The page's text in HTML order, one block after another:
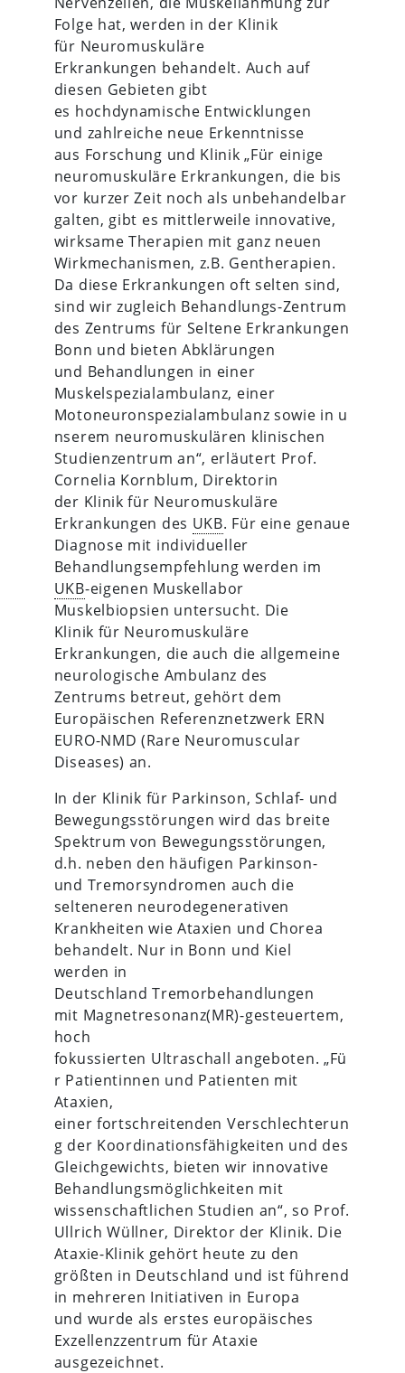
Folge hat, werden in der Klinik
für Neuromuskuläre
Erkrankungen behandelt. Auch auf
diesen Gebieten gibt
es hochdynamische Entwicklungen
und zahlreiche neue Erkenntnisse
aus Forschung und Klinik „Für einige
neuromuskuläre Erkrankungen, die bis
vor kurzer Zeit noch als unbehandelbar
galten, gibt es mittlerweile innovative,
wirksame Therapien mit ganz neuen
Wirkmechanismen, z.B. Gentherapien.
Da diese Erkrankungen oft selten sind,
sind wir zugleich Behandlungs-Zentrum
des Zentrums für Seltene Erkrankungen
Bonn und bieten Abklärungen
und Behandlungen in einer
Muskelspezialambulanz, einer
Motoneuronspezialambulanz sowie in u
nserem neuromuskulären klinischen
Studienzentrum an“, erläutert Prof.
Cornelia Kornblum, Direktorin
der Klinik für Neuromuskuläre
Erkrankungen des UKB. Für eine genaue
Diagnose mit individueller
Behandlungsempfehlung werden im
UKB-eigenen Muskellabor
Muskelbiopsien untersucht. Die
Klinik für Neuromuskuläre
Erkrankungen, die auch die allgemeine
neurologische Ambulanz des
Zentrums betreut, gehört dem
Europäischen Referenznetzwerk ERN
EURO-NMD (Rare Neuromuscular
Diseases) an.
In der Klinik für Parkinson, Schlaf- und
Bewegungsstörungen wird das breite
Spektrum von Bewegungsstörungen,
d.h. neben den häufigen Parkinson-
und Tremorsyndromen auch die
selteneren neurodegenerativen
Krankheiten wie Ataxien und Chorea
behandelt. Nur in Bonn und Kiel
werden in
Deutschland Tremorbehandlungen
mit Magnetresonanz(MR)-gesteuertem,
hoch
fokussierten Ultraschall angeboten. „Fü
r Patientinnen und Patienten mit
Ataxien,
einer fortschreitenden Verschlechterun
g der Koordinationsfähigkeiten und des
Gleichgewichts, bieten wir innovative
Behandlungsmöglichkeiten mit
wissenschaftlichen Studien an“, so Prof.
Ullrich Wüllner, Direktor der Klinik. Die
Ataxie-Klinik gehört heute zu den
größten in Deutschland und ist führend
in mehreren Initiativen in Europa
und wurde als erstes europäisches
Exzellenzzentrum für Ataxie
ausgezeichnet.